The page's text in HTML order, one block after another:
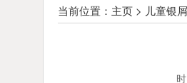
当前位置： 主页> 儿童银